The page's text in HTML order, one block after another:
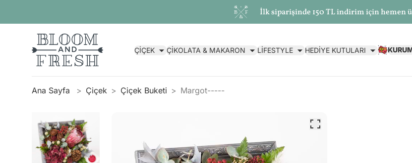
İlk siparişinde 150 TL indirim için hemen
ÇİÇEK ÇİKOLATA & MAKARON LİFESTYLE HEDİYE KUTULARI
Ana Sayfa Çiçek Çiçek Buketi Margot-----